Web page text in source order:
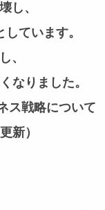
し、
ています。
、
なりました。
ス戦略について
新）